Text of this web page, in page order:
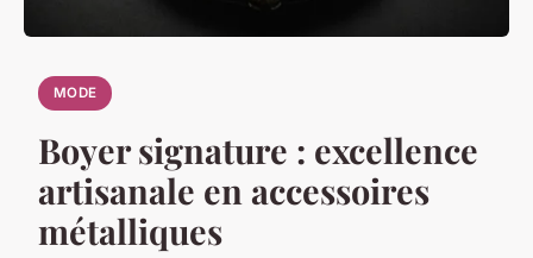
MODE
Boyer signature : excellence
artisanale en accessoires
métalliques